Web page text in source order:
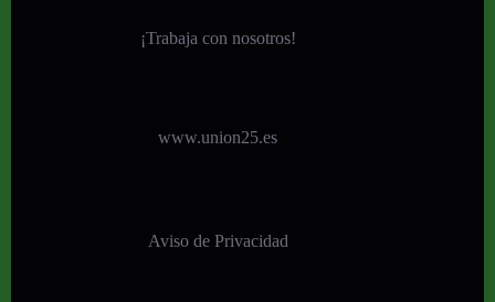
¡Trabaja con nosotros!
www.union25.es
Aviso de Privacidad